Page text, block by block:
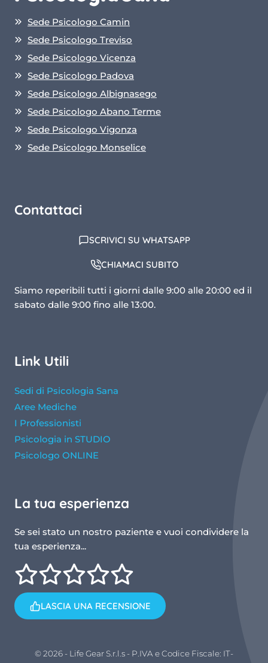
Sede Psicologo Camin
Sede Psicologo Treviso
Sede Psicologo Vicenza
Sede Psicologo Padova
Sede Psicologo Albignasego
Sede Psicologo Abano Terme
Sede Psicologo Vigonza
Sede Psicologo Monselice
Contattaci
SCRIVICI SU WHATSAPP
CHIAMACI SUBITO
Siamo reperibili tutti i giorni dalle 9:00 alle 20:00 ed il
sabato dalle 9:00 fino alle 13:00.
Link Utili
Sedi di Psicologia Sana
Aree Mediche
I Professionisti
Psicologia in STUDIO
Psicologo ONLINE
La tua esperienza
Se sei stato un nostro paziente e vuoi condividere la
tua esperienza...
LASCIA UNA RECENSIONE
© 2026 - Life Gear S.r.l.s - P.IVA e Codice Fiscale: IT-